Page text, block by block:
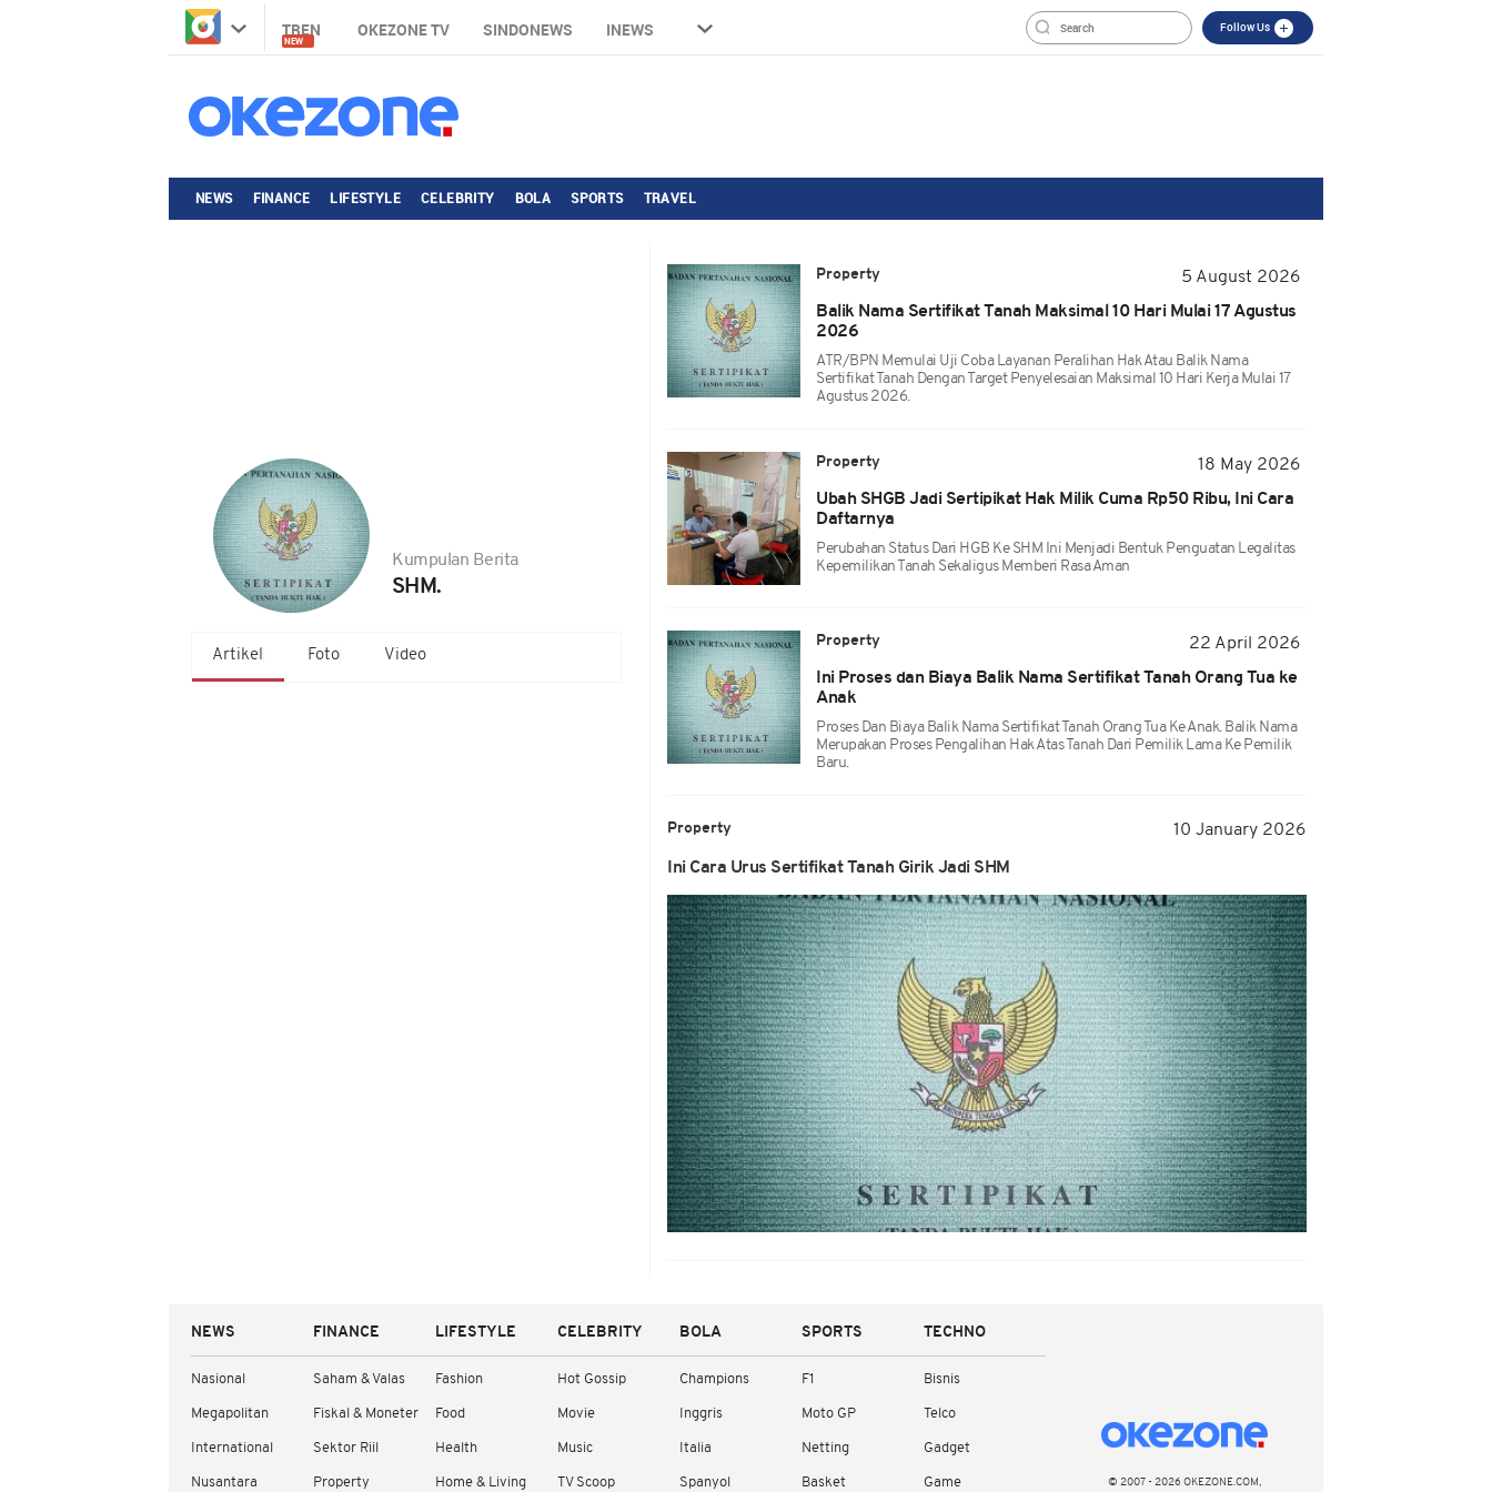
TREN
NEW
OKEZONE TV SINDONEWS INEWS Follow Us
NEWS FINANCE LIFESTYLE CELEBRITY BOLA SPORTS TRAVEL
Kumpulan Berita
SHM.
Artikel Foto Video
Property
5 August 2026
Balik Nama Sertifikat Tanah Maksimal 10 Hari Mulai 17 Agustus
2026
ATR/BPN Memulai Uji Coba Layanan Peralihan Hak Atau Balik Nama
Sertifikat Tanah Dengan Target Penyelesaian Maksimal 10 Hari Kerja Mulai 17
Agustus 2026.
Property
18 May 2026
Ubah SHGB Jadi Sertipikat Hak Milik Cuma Rp50 Ribu, Ini Cara
Daftarnya
Perubahan Status Dari HGB Ke SHM Ini Menjadi Bentuk Penguatan Legalitas
Kepemilikan Tanah Sekaligus Memberi Rasa Aman
Property
22 April 2026
Ini Proses dan Biaya Balik Nama Sertifikat Tanah Orang Tua ke
Anak
Proses Dan Biaya Balik Nama Sertifikat Tanah Orang Tua Ke Anak. Balik Nama
Merupakan Proses Pengalihan Hak Atas Tanah Dari Pemilik Lama Ke Pemilik
Baru.
Property 10 January 2026
Ini Cara Urus Sertifikat Tanah Girik Jadi SHM
NEWS
Nasional
Megapolitan
International
Nusantara
FINANCE
Saham & Valas
Fiskal & Moneter
Sektor Riil
Property
LIFESTYLE
Fashion
Food
Health
Home & Living
CELEBRITY
Hot Gossip
Movie
Music
TV Scoop
BOLA
Champions
Inggris
Italia
Spanyol
SPORTS
F1
Moto GP
Netting
Basket
TECHNO
Bisnis
Telco
Gadget
Game © 2007 - 2026 OKEZONE.COM,